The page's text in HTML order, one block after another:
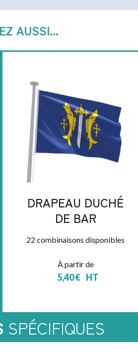
AUSSI...
DRAPEAU DUCHÉ
DE BAR
22 combinaisons disponibles
À partir de
5,40€ HT
SPÉCIFIQUES